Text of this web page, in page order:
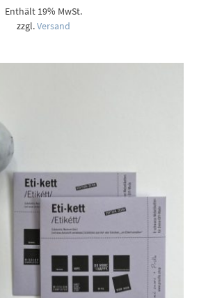
Enthält 19% MwSt.
zzgl.Versand